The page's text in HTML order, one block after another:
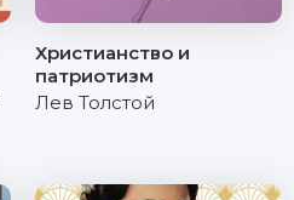
Христианство и
патриотизм
Лев Толстой